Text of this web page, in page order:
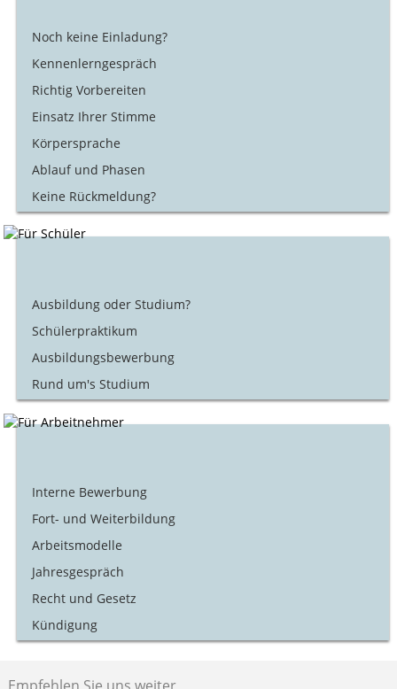
Noch keine Einladung?
Kennenlerngespräch
Richtig Vorbereiten
Einsatz Ihrer Stimme
Körpersprache
Ablauf und Phasen
Keine Rückmeldung?
Ausbildung oder Studium?
Schülerpraktikum
Ausbildungsbewerbung
Rund um's Studium
Interne Bewerbung
Fort- und Weiterbildung
Arbeitsmodelle
Jahresgespräch
Recht und Gesetz
Kündigung